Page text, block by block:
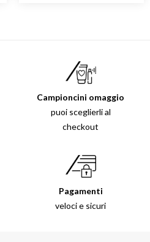
Campioncini omaggio
puoi sceglierli al
checkout
Pagamenti
veloci e sicuri